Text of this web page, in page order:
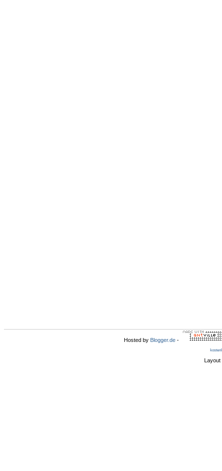
Hosted by Blogger.de -